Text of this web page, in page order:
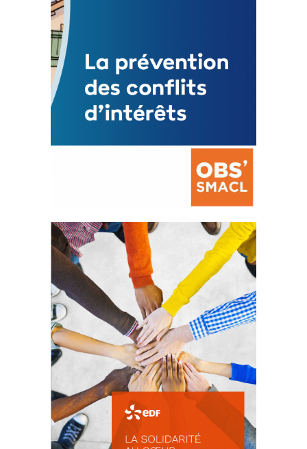
FEUILLETER
La prévention des conflits
d’intérêts
18 septembre 2023
FEUILLETER